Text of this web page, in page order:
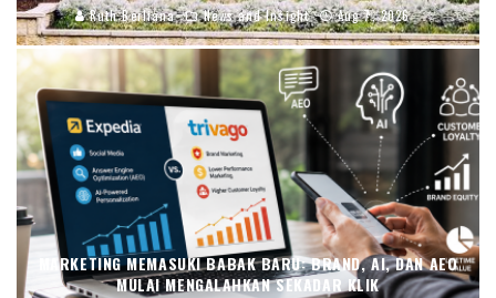
Ruth Berliana News and Insight Aug 7, 2026
MARKETING MEMASUKI BABAK BARU: BRAND, AI, DAN AEO
MULAI MENGALAHKAN SEKADAR KLIK